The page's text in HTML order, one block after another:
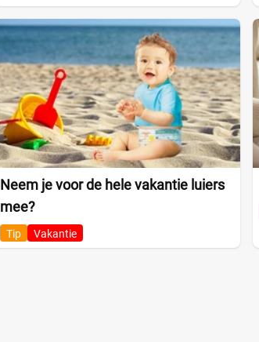
Neem je voor de hele vakantie luiers
mee?
Tip Vakantie